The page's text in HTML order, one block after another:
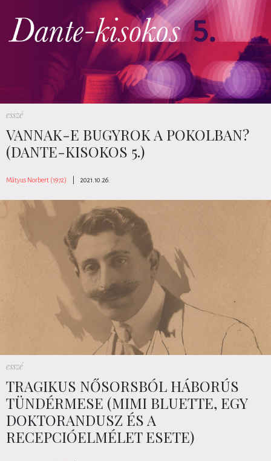
esszé
VANNAK-E BUGYROK A POKOLBAN?
(DANTE-KISOKOS 5.)
Mátyus Norbert (1972) 2021.10.26.
esszé
TRAGIKUS NŐSORSBÓL HÁBORÚS
TÜNDÉRMESE (MIMI BLUETTE, EGY
DOKTORANDUSZ ÉS A
RECEPCIÓELMÉLET ESETE)